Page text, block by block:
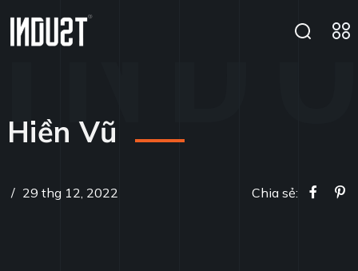
Hiền Vũ
/ 29 thg 12, 2022 Chia sẻ: